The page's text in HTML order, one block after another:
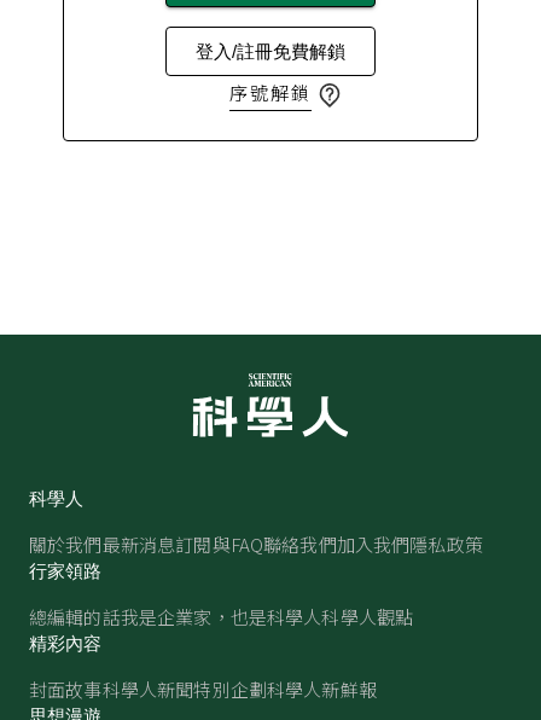
登入/註冊免費解鎖
序號解鎖
科學人
關於我們最新消息訂閱與FAQ聯絡我們加入我們隱私政策
行家領路
總編輯的話我是企業家，也是科學人科學人觀點
精彩內容
封面故事科學人新聞特別企劃科學人新鮮報